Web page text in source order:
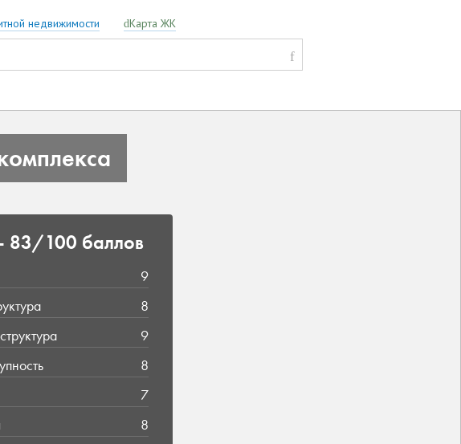
недвижимости Карта ЖК
83/100 баллов
9
8
9
8
7
8